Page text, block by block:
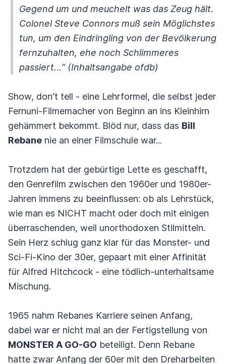
Gegend um und meuchelt was das Zeug hält.
Colonel Steve Connors muß sein Möglichstes
tun, um den Eindringling von der Bevölkerung
fernzuhalten, ehe noch Schlimmeres
passiert...“ (Inhaltsangabe ofdb)
Show, don't tell - eine Lehrformel, die selbst jeder
Fernuni-Filmemacher von Beginn an ins Kleinhirn
gehämmert bekommt. Blöd nur, dass das Bill
Rebane nie an einer Filmschule war...
Trotzdem hat der gebürtige Lette es geschafft,
den Genrefilm zwischen den 1960er und 1980er-
Jahren immens zu beeinflussen: ob als Lehrstück,
wie man es NICHT macht oder doch mit einigen
überraschenden, weil unorthodoxen Stilmitteln.
Sein Herz schlug ganz klar für das Monster- und
Sci-Fi-Kino der 30er, gepaart mit einer Affinität
für Alfred Hitchcock - eine tödlich-unterhaltsame
Mischung.
1965 nahm Rebanes Karriere seinen Anfang,
dabei war er nicht mal an der Fertigstellung von
MONSTER A GO-GO beteiligt. Denn Rebane
hatte zwar Anfang der 60er mit den Dreharbeiten